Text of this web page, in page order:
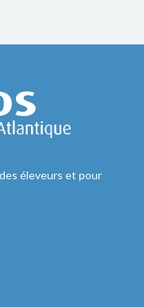
éleveurs et pour